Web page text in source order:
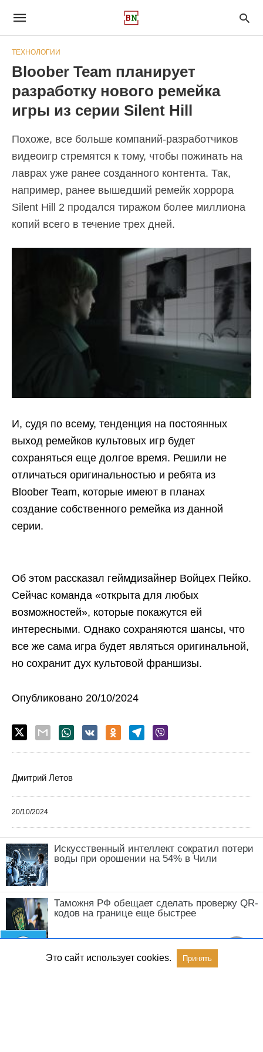
ТЕХНОЛОГИИ
Bloober Team планирует
разработку нового ремейка
игры из серии Silent Hill
Похоже, все больше компаний-разработчиков
видеоигр стремятся к тому, чтобы пожинать на
лаврах уже ранее созданного контента. Так,
например, ранее вышедший ремейк хоррора
Silent Hill 2 продался тиражом более миллиона
копий всего в течение трех дней.
И, судя по всему, тенденция на постоянных
выход ремейков культовых игр будет
сохраняться еще долгое время. Решили не
отличаться оригинальностью и ребята из
Bloober Team, которые имеют в планах
создание собственного ремейка из данной
серии.
Об этом рассказал геймдизайнер Войцех Пейко.
Сейчас команда «открыта для любых
возможностей», которые покажутся ей
интересными. Однако сохраняются шансы, что
все же сама игра будет являться оригинальной,
но сохранит дух культовой франшизы.
Опубликовано 20/10/2024
Дмитрий Летов
20/10/2024
Искусственный интеллект сократил потери
воды при орошении на 54% в Чили
Таможня РФ обещает сделать проверку QR-
кодов на границе еще быстрее
Это сайт использует cookies. Принять